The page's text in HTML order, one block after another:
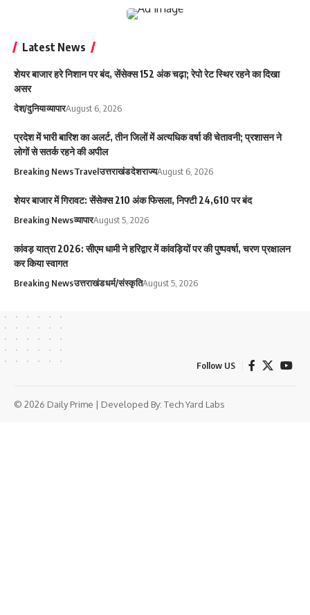
Latest News
शेयर बाजार हरे निशान पर बंद, सेंसेक्स 152 अंक चढ़ा; रेपो रेट स्थिर रहने का दिखा
असर
देश/दुनियाव्यापारAugust 6, 2026
प्रदेश में भारी बारिश का अलर्ट, तीन जिलों में अत्यधिक वर्षा की चेतावनी; प्रशासन ने
लोगों से सतर्क रहने की अपील
Breaking NewsTravelउत्तराखंडदेशराज्यAugust 6, 2026
शेयर बाजार में गिरावट: सेंसेक्स 210 अंक फिसला, निफ्टी 24,610 पर बंद
Breaking Newsव्यापारAugust 5, 2026
कांवड़ यात्रा 2026: सीएम धामी ने हरिद्वार में कांवड़ियों पर की पुष्पवर्षा, चरण प्रक्षालन
कर किया स्वागत
Breaking Newsउत्तराखंडधर्म/संस्कृतिAugust 5, 2026
Follow US
© 2026 Daily Prime | Developed By: Tech Yard Labs